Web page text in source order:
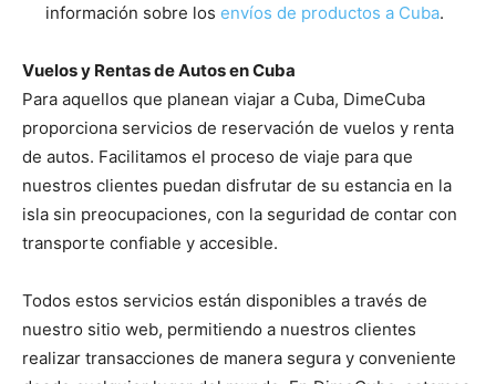
información sobre los envíos de productos a Cuba.
Vuelos y Rentas de Autos en Cuba
Para aquellos que planean viajar a Cuba, DimeCuba
proporciona servicios de reservación de vuelos y renta
de autos. Facilitamos el proceso de viaje para que
nuestros clientes puedan disfrutar de su estancia en la
isla sin preocupaciones, con la seguridad de contar con
transporte confiable y accesible.
Todos estos servicios están disponibles a través de
nuestro sitio web, permitiendo a nuestros clientes
realizar transacciones de manera segura y conveniente